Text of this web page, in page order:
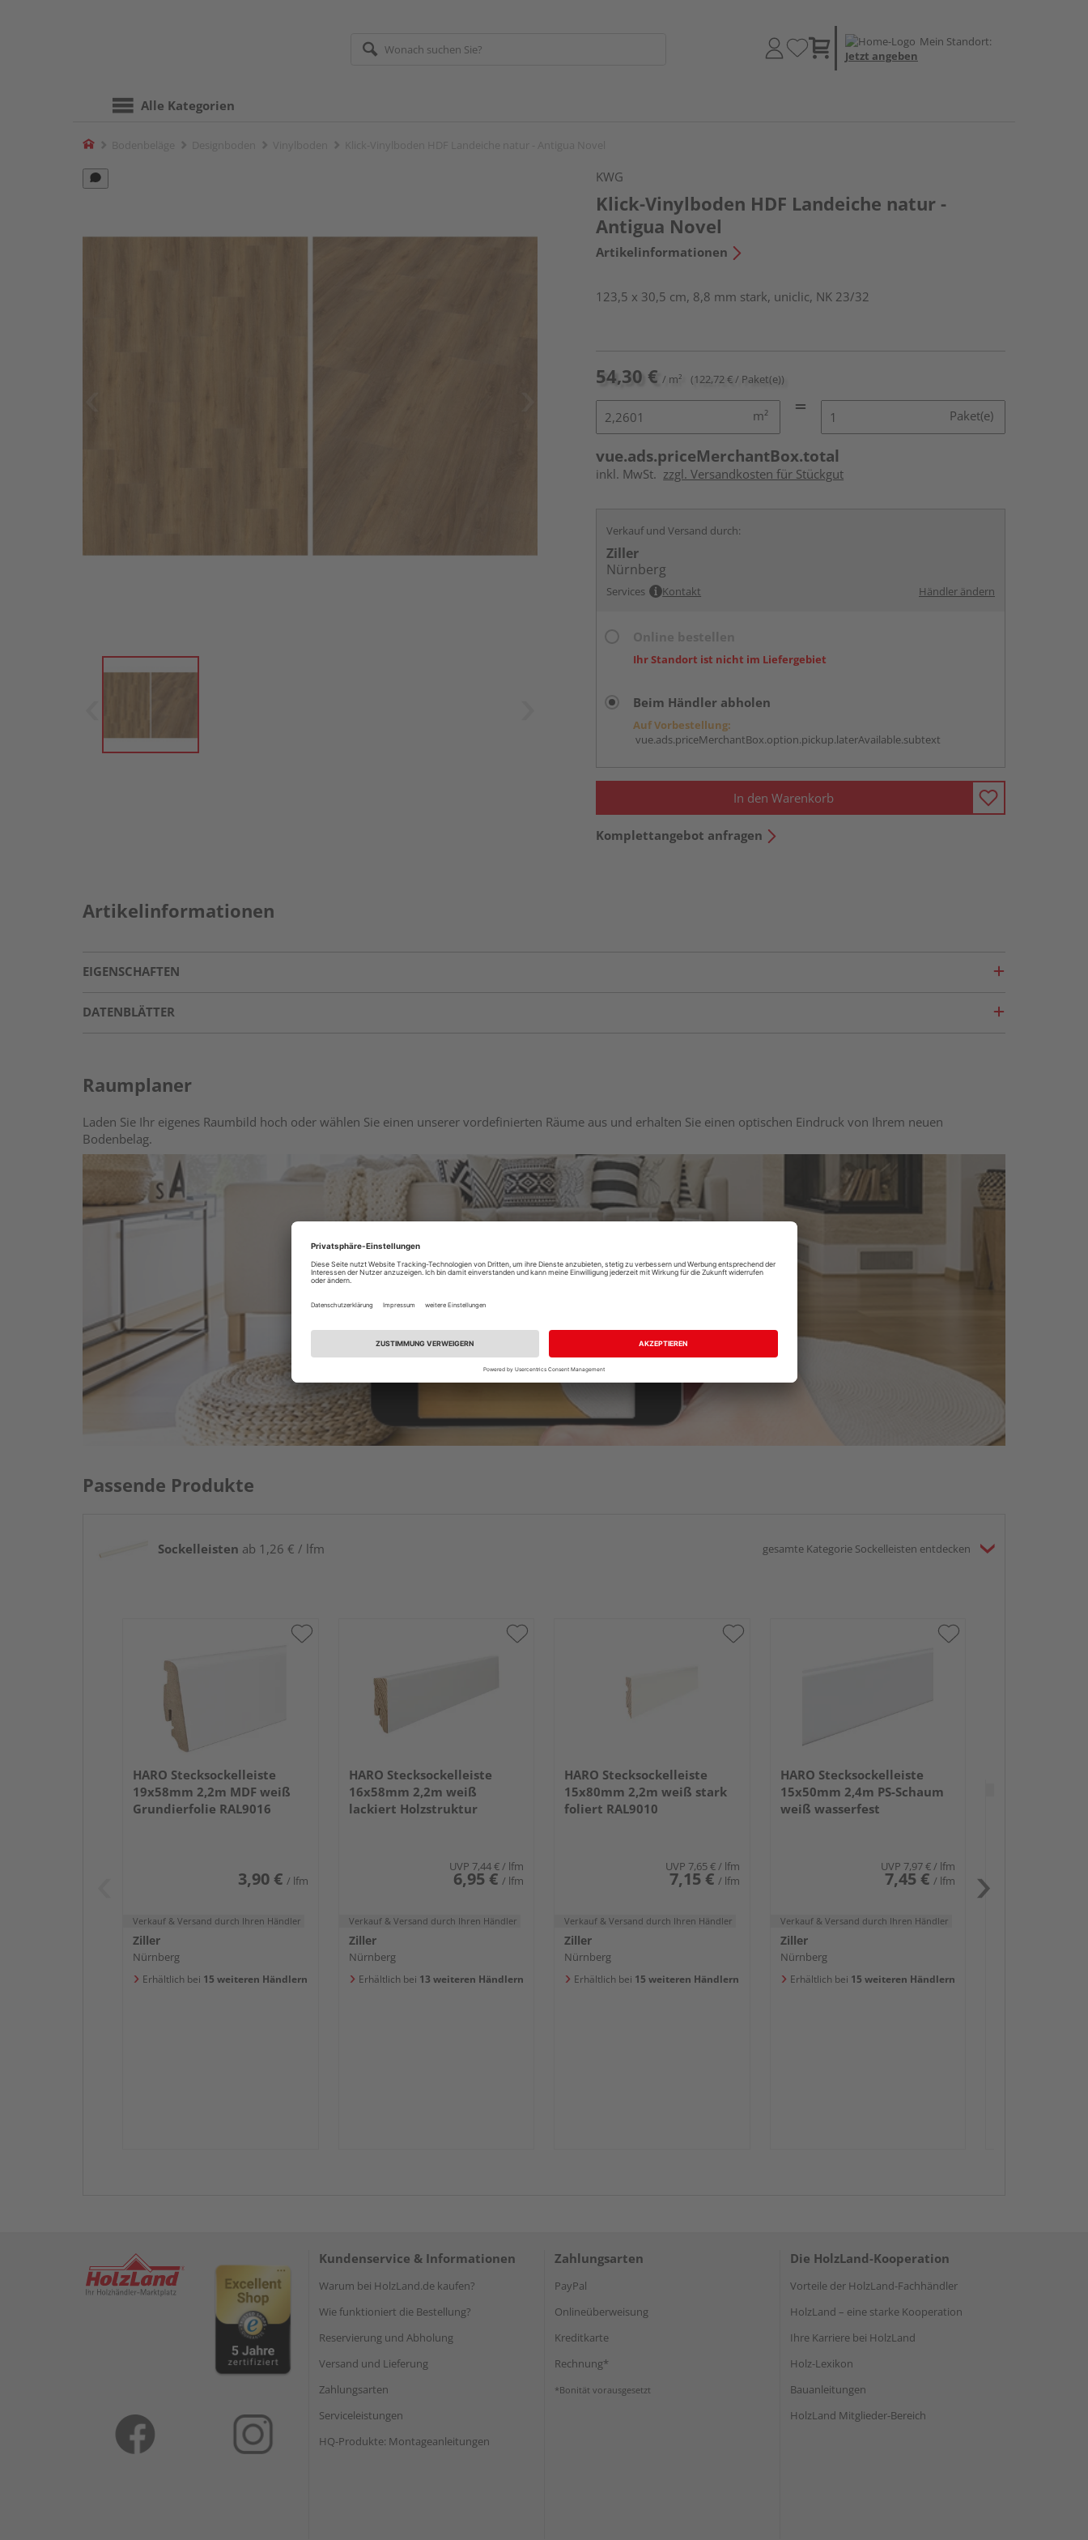
Mein Standort:
Jetzt angeben
Alle Kategorien
Home
KWG
Klick-Vinylboden HDF Landeiche natur -
Antigua Novel
Artikelinformationen
123,5 x 30,5 cm, 8,8 mm stark, uniclic, NK 23/32
54,30 € / m² (122,72 € / Paket(e))
m² Paket(e)
vue.ads.priceMerchantBox.total
inkl. MwSt. zzgl. Versandkosten für Stückgut
Verkauf und Versand durch:
Ziller
Nürnberg
Services Kontakt Händler ändern
Ihr Standort ist nicht im Liefergebiet
Beim Händler abholen
Auf Vorbestellung:
vue.ads.priceMerchantBox.option.pickup.laterAvailable.subtext
In den Warenkorb
Komplettangebot anfragen
Artikelinformationen
EIGENSCHAFTEN
DATENBLÄTTER
Raumplaner
Laden Sie Ihr eigenes Raumbild hoch oder wählen Sie einen unserer vordefinierten Räume aus und erhalten Sie einen optischen Eindruck von Ihrem neuen
Bodenbelag.
Passende Produkte
Sockelleisten ab 1,26 € / lfm gesamte Kategorie Sockelleisten entdecken
HARO Stecksockelleiste
19x58mm 2,2m MDF weiß
Grundierfolie RAL9016
3,90 € / lfm
Verkauf & Versand durch Ihren Händler
Ziller
Nürnberg
Erhältlich bei 15 weiteren Händlern
HARO Stecksockelleiste
16x58mm 2,2m weiß
lackiert Holzstruktur
UVP 7,44 € / lfm
6,95 € / lfm
Verkauf & Versand durch Ihren Händler
Ziller
Nürnberg
Erhältlich bei 13 weiteren Händlern
HARO Stecksockelleiste
15x80mm 2,2m weiß stark
foliert RAL9010
UVP 7,65 € / lfm
7,15 € / lfm
Verkauf & Versand durch Ihren Händler
Ziller
Nürnberg
Erhältlich bei 15 weiteren Händlern
HARO Stecksockelleiste
15x50mm 2,4m PS-Schaum
weiß wasserfest
UVP 7,97 € / lfm
7,45 € / lfm
Verkauf & Versand durch Ihren Händler
Ziller
Nürnberg
Erhältlich bei 15 weiteren Händlern
Kundenservice & Informationen
Warum bei HolzLand.de kaufen?
Wie funktioniert die Bestellung?
Reservierung und Abholung
Versand und Lieferung
Zahlungsarten
Serviceleistungen
HQ-Produkte: Montageanleitungen
Zahlungsarten
PayPal
Onlineüberweisung
Kreditkarte
Rechnung*
*Bonität vorausgesetzt
Die HolzLand-Kooperation
Vorteile der HolzLand-Fachhändler
HolzLand – eine starke Kooperation
Ihre Karriere bei HolzLand
Holz-Lexikon
Bauanleitungen
HolzLand Mitglieder-Bereich